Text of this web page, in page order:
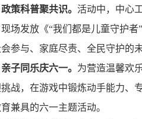
策科普聚共识。 活动中，中心
场发放《“我们都是儿童守护
参与、家庭尽责、全民守护的
子同乐庆六一。 为营造温馨欢
战，在游戏中锻炼动手能力、
兼具的六一主题活动。